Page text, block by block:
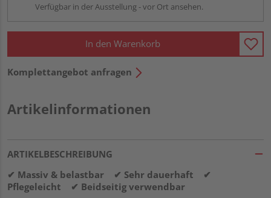
Verfügbar in der Ausstellung - vor Ort ansehen.
In den Warenkorb
Komplettangebot anfragen
Artikelinformationen
ARTIKELBESCHREIBUNG
✔ Massiv & belastbar ✔ Sehr dauerhaft ✔
Pflegeleicht ✔ Beidseitig verwendbar